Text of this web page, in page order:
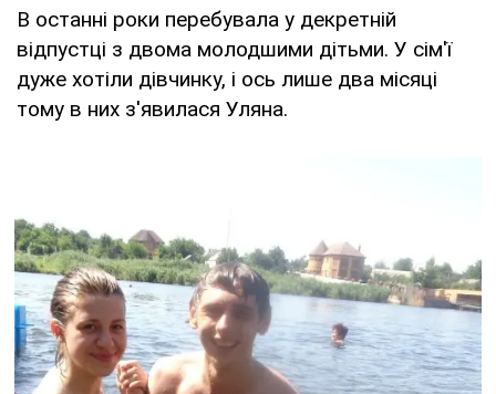
В останні роки перебувала у декретній
відпустці з двома молодшими дітьми. У сім'ї
дуже хотіли дівчинку, і ось лише два місяці
тому в них з'явилася Уляна.